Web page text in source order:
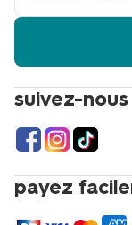
suivez-nous
payez